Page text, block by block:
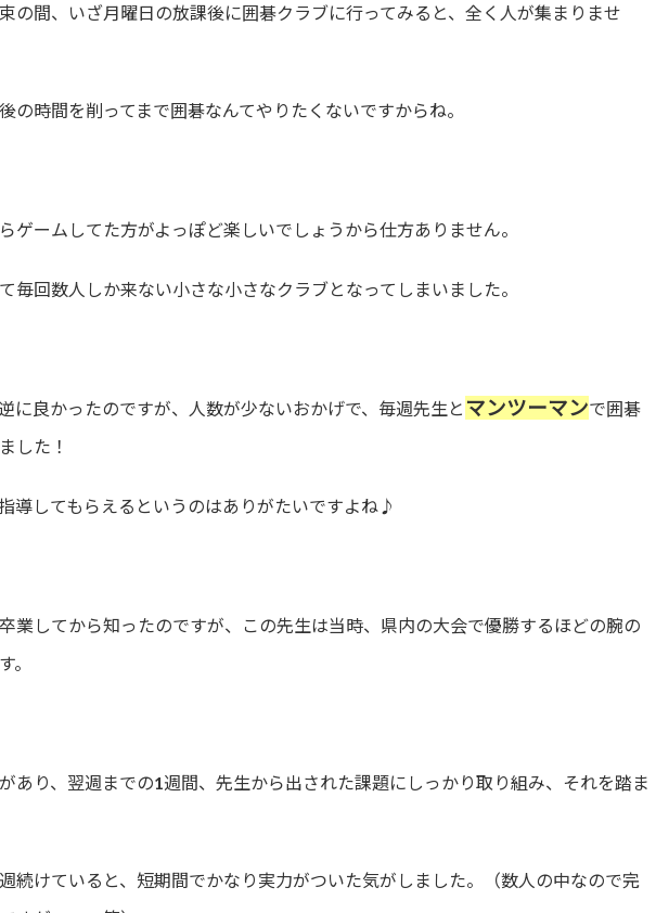
の間、いざ月曜日の放課後に囲碁クラブに行ってみると、全く人が集まりませ
の時間を削ってまで囲碁なんてやりたくないですからね。
ゲームしてた方がよっぽど楽しいでしょうから仕方ありません。
毎回数人しか来ない小さな小さなクラブとなってしまいました。
に良かったのですが、人数が少ないおかげで、毎週先生と マンツーマンで囲碁
した！
導してもらえるというのはありがたいですよね♪
業してから知ったのですが、この先生は当時、県内の大会で優勝するほどの腕の
。
あり、翌週までの1週間、先生から出された課題にしっかり取り組み、それを踏ま
続けていると、短期間でかなり実力がついた気がしました。（数人の中なので完